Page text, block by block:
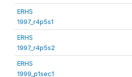
ERHS
1997_r4p5s1
ERHS
1997_r4p5s2
ERHS
1999_p1sec1